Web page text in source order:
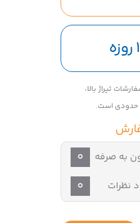
1 روزه
تیراژ بالا،
حدودی است.
به صرفه 0
نظرات 0